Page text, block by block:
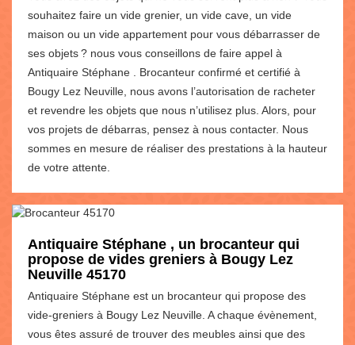
souhaitez faire un vide grenier, un vide cave, un vide
maison ou un vide appartement pour vous débarrasser de
ses objets ? nous vous conseillons de faire appel à
Antiquaire Stéphane . Brocanteur confirmé et certifié à
Bougy Lez Neuville, nous avons l’autorisation de racheter
et revendre les objets que nous n’utilisez plus. Alors, pour
vos projets de débarras, pensez à nous contacter. Nous
sommes en mesure de réaliser des prestations à la hauteur
de votre attente.
Antiquaire Stéphane , un brocanteur qui
propose de vides greniers à Bougy Lez
Neuville 45170
Antiquaire Stéphane est un brocanteur qui propose des
vide-greniers à Bougy Lez Neuville. A chaque évènement,
vous êtes assuré de trouver des meubles ainsi que des